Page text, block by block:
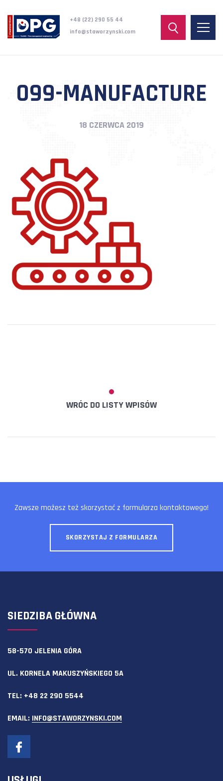
+48 (22) 290 55 44
info@staworzynski.com
099-MANUFACTURE
18 CZERWCA 2019
WRÓC DO LISTY WPISÓW
Zawsze możesz też skorzystać z formularza kontaktowego!
SKORZYSTAJ Z FORMULARZA
SIEDZIBA GŁÓWNA
58-570 JELENIA GÓRA
UL. KORNELA MAKUSZYŃSKIEGO 5A
TEL: +48 22 290 5544
EMAIL: INFO@STAWORZYNSKI.COM